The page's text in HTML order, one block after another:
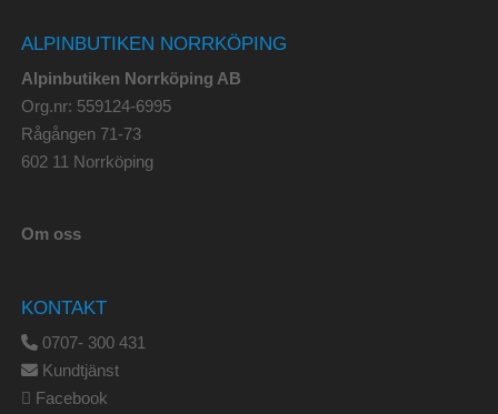
ALPINBUTIKEN NORRKÖPING
Alpinbutiken Norrköping AB
Org.nr: 559124-6995
Rågången 71-73
602 11 Norrköping
Om oss
KONTAKT
0707- 300 431
Kundtjänst
Facebook